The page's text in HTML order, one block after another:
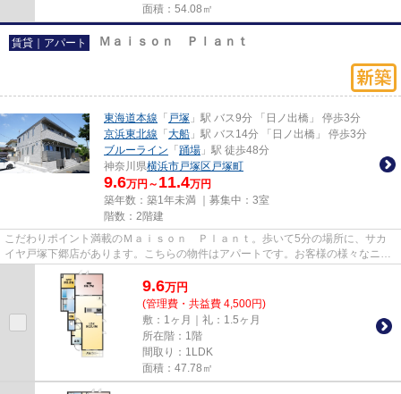
面積：54.08㎡
賃貸｜アパート Ｍａｉｓｏｎ Ｐｌａｎｔ
東海道本線 「 戸塚 」駅 バス9分 「日ノ出橋」 停歩3分
京浜東北線 「 大船 」駅 バス14分 「日ノ出橋」 停歩3分
ブルーライン 「 踊場 」駅 徒歩48分
神奈川県横浜市戸塚区 戸塚町
9.6万円～ 11.4万円
築年数：築1年未満 ｜募集中： 3室
階数：2階建
こだわりポイント満載のＭａｉｓｏｎ Ｐｌａｎｔ。歩いて5分の場所に、サカ
イヤ戸塚下郷店があります。こちらの物件はアパートです。お客様の様々なニー
ズに応えるアパマンメイトでは...
9.6万円
(管理費・共益費 4,500円)
敷：1ヶ月｜礼：1.5ヶ月
所在階：1階
間取り：1LDK
面積：47.78㎡